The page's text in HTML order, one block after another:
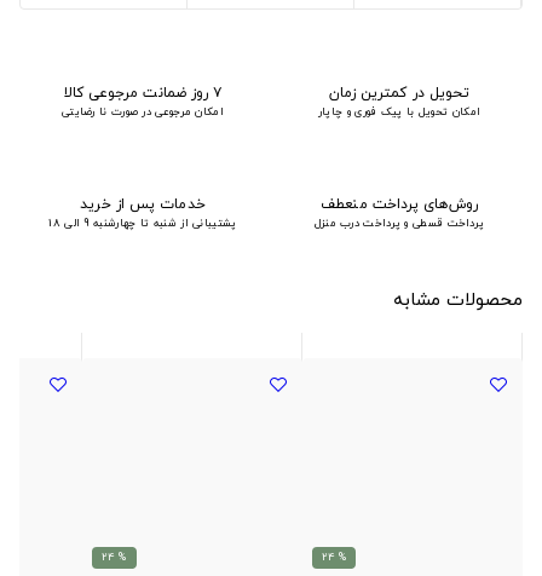
تحویل در کمترین زمان
امکان تحویل با پیک فوری و چاپار
۷ روز ضمانت مرجوعی کالا
امکان مرجوعی در صورت نا رضایتی
روش‌های پرداخت منعطف
پرداخت قسطی و پرداخت درب منزل
خدمات پس از خرید
پشتیبانی از شنبه تا چهارشنبه 9 الی 18
محصولات مشابه
% 24
% 24